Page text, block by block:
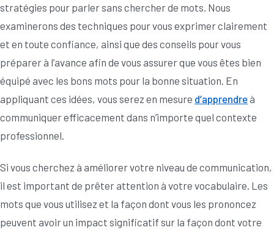
stratégies pour parler sans chercher de mots. Nous
examinerons des techniques pour vous exprimer clairement
et en toute confiance, ainsi que des conseils pour vous
préparer à l’avance afin de vous assurer que vous êtes bien
équipé avec les bons mots pour la bonne situation. En
appliquant ces idées, vous serez en mesure d’apprendreà
communiquer efficacement dans n’importe quel contexte
professionnel.
Si vous cherchez à améliorer votre niveau de communication,
il est important de prêter attention à votre vocabulaire. Les
mots que vous utilisez et la façon dont vous les prononcez
peuvent avoir un impact significatif sur la façon dont votre